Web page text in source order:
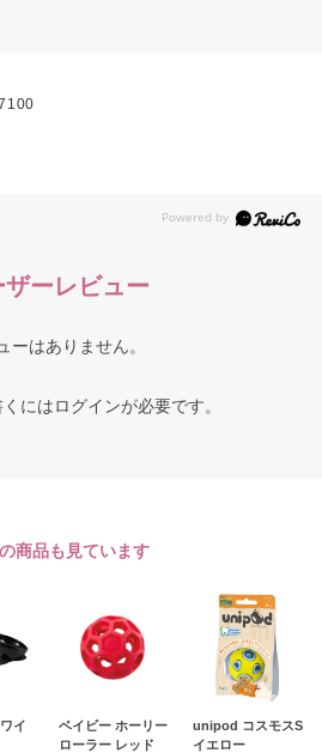
ーレビュー
ーはありません。
にはログインが必要です。
商品も見ています
イ
ベイビー ホーリー
ローラー レッド
unipod コスモスS
イエロー